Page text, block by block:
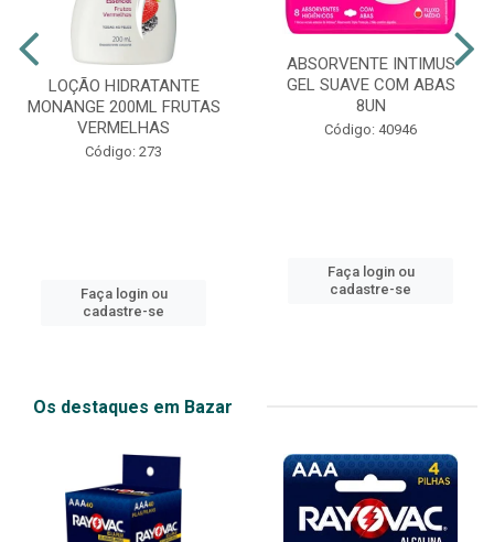
LOÇÃO HIDRATANTE
MONANGE 200ML FRUTAS
VERMELHAS
Código: 273
Faça login ou
cadastre-se
ABSORVENTE INTIMUS
GEL SUAVE COM ABAS
8UN
Código: 40946
Faça login ou
cadastre-se
Os destaques em Bazar